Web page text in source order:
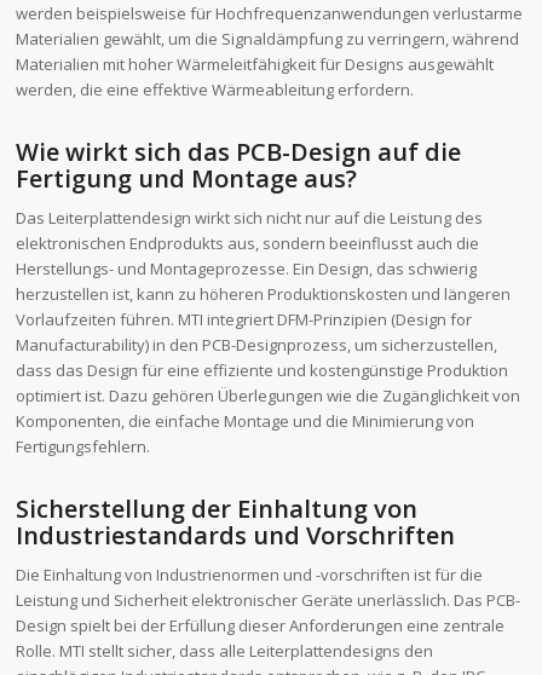
werden beispielsweise für Hochfrequenzanwendungen verlustarme
Materialien gewählt, um die Signaldämpfung zu verringern, während
Materialien mit hoher Wärmeleitfähigkeit für Designs ausgewählt
werden, die eine effektive Wärmeableitung erfordern.
Wie wirkt sich das PCB-Design auf die
Fertigung und Montage aus?
Das Leiterplattendesign wirkt sich nicht nur auf die Leistung des
elektronischen Endprodukts aus, sondern beeinflusst auch die
Herstellungs- und Montageprozesse. Ein Design, das schwierig
herzustellen ist, kann zu höheren Produktionskosten und längeren
Vorlaufzeiten führen. MTI integriert DFM-Prinzipien (Design for
Manufacturability) in den PCB-Designprozess, um sicherzustellen,
dass das Design für eine effiziente und kostengünstige Produktion
optimiert ist. Dazu gehören Überlegungen wie die Zugänglichkeit von
Komponenten, die einfache Montage und die Minimierung von
Fertigungsfehlern.
Sicherstellung der Einhaltung von
Industriestandards und Vorschriften
Die Einhaltung von Industrienormen und -vorschriften ist für die
Leistung und Sicherheit elektronischer Geräte unerlässlich. Das PCB-
Design spielt bei der Erfüllung dieser Anforderungen eine zentrale
Rolle. MTI stellt sicher, dass alle Leiterplattendesigns den